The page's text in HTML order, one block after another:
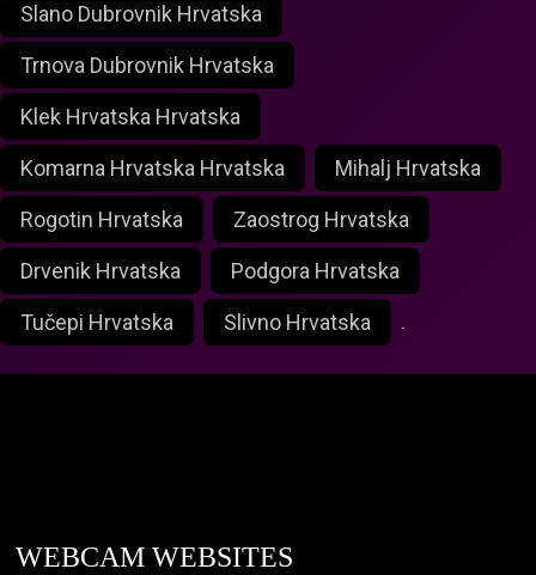
Slano Dubrovnik Hrvatska
Trnova Dubrovnik Hrvatska
Klek Hrvatska Hrvatska
Komarna Hrvatska Hrvatska Mihalj Hrvatska
Rogotin Hrvatska Zaostrog Hrvatska
Drvenik Hrvatska Podgora Hrvatska
Tučepi Hrvatska Slivno Hrvatska .
WEBCAM WEBSITES